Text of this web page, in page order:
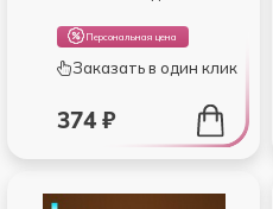
Персональная цена
Заказать в один клик
374 ₽